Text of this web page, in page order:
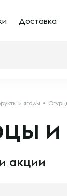
Доставка
и ягоды
акции